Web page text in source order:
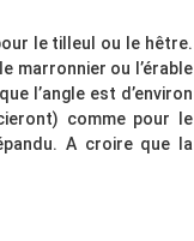
le tilleul ou le hêtre.
marronnier ou l’érable
l’angle est d’environ
comme pour le
A croire que la